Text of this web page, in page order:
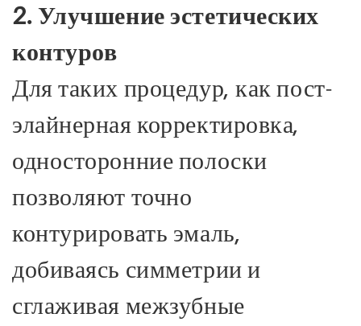
2. Улучшение эстетических
контуров
Для таких процедур, как пост-
элайнерная корректировка,
односторонние полоски
позволяют точно
контурировать эмаль,
добиваясь симметрии и
сглаживая межзубные